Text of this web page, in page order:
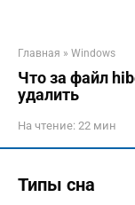
Главная » Windows
Что за файл
удалить
На чтение: 22 мин
Типы сна